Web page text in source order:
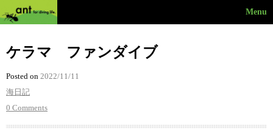
Menu
ケラマ ファンダイブ
Posted on 2022/11/11
海日記
0 Comments